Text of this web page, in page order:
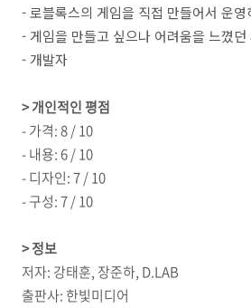
- 로블록스의 게임을 직접 만들어서 운영
- 게임을 만들고 싶으나 어려움을 느꼈던
- 개발자
> 개인적인 평점
- 가격: 8 / 10
- 내용: 6 / 10
- 디자인: 7 / 10
- 구성: 7 / 10
> 정보
저자: 강태훈, 장준하, D.LAB
출판사: 한빛미디어